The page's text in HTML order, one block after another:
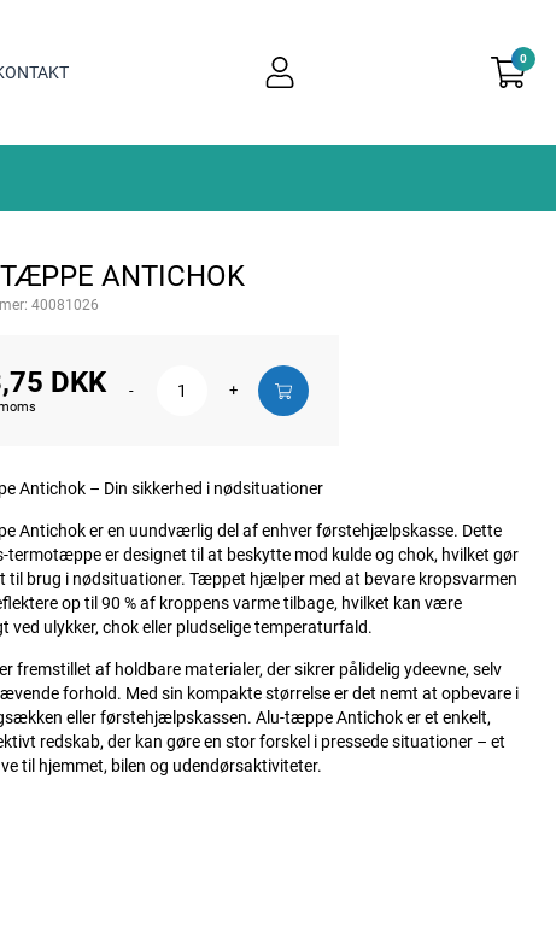
0
ANTICHOK
40081026
DKK - +
Antichok – Din sikkerhed i nødsituationer
Antichok er en uundværlig del af enhver førstehjælpskasse. Dette
termotæppe er designet til at beskytte mod kulde og chok, hvilket gør
til brug i nødsituationer. Tæppet hjælper med at bevare kropsvarmen
op til 90 % af kroppens varme tilbage, hvilket kan være
ved ulykker, chok eller pludselige temperaturfald.
fremstillet af holdbare materialer, der sikrer pålidelig ydeevne, selv
forhold. Med sin kompakte størrelse er det nemt at opbevare i
eller førstehjælpskassen. Alu-tæppe Antichok er et enkelt,
redskab, der kan gøre en stor forskel i pressede situationer – et
til hjemmet, bilen og udendørsaktiviteter.